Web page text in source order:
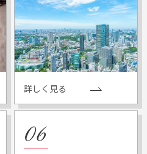
詳しく見る